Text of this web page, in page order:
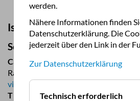
Island
Seydisfjördur
Camping Seydisfjordur
Ránargata 5, 710 Seydisfjordur
visitseydisfjordur.com/camping-and-
T
+35 447 215 21
werden.
Nähere Informationen finden
Datenschutzerklärung. Die
jederzeit über den Link in der
Zur Datenschutzerklärung
Technisch erforderlich